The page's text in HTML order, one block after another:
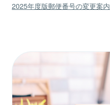
2025年度版郵便番号の変更案内